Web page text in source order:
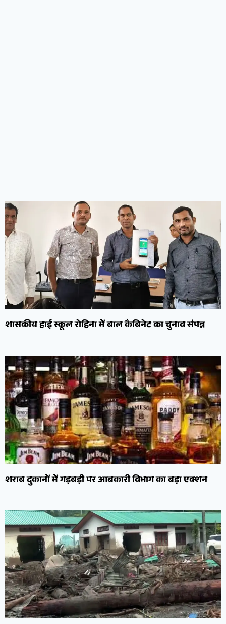
शासकीय हाई स्कूल रोहिना में बाल कैबिनेट का चुनाव संपन्न
शराब दुकानों में गड़बड़ी पर आबकारी विभाग का बड़ा एक्शन